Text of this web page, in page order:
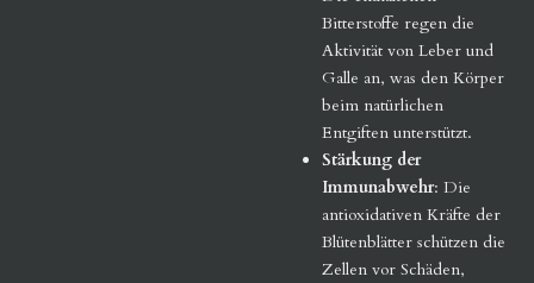
Bitterstoffe regen die
Aktivität von Leber und
Galle an, was den Körper
beim natürlichen
Entgiften unterstützt.
Stärkung der
Immunabwehr: Die
antioxidativen Kräfte der
Blütenblätter schützen die
Zellen vor Schäden,